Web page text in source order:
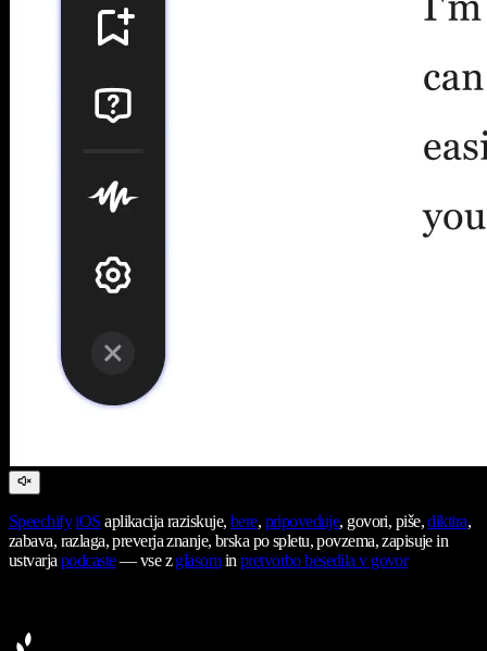
Speechify iOS aplikacija raziskuje, bere, pripoveduje, govori, piše,diktira,
zabava, razlaga, preverja znanje, brska po spletu, povzema, zapisuje in
ustvarjapodcaste— vse zglasominpretvorbo besedila v govor